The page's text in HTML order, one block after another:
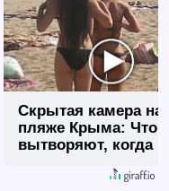
Скрытая камера на
пляже Крыма: Что
вытворяют, когда